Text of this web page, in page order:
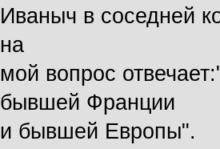
Иваныч в соседней
на
мой вопрос
бывшей Франции
и бывшей Европы".